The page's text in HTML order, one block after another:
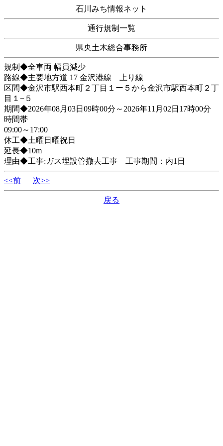
石川みち情報ネット
通行規制一覧
県央土木総合事務所
規制◆全車両 幅員減少
路線◆主要地方道 17 金沢港線 上り線
区間◆金沢市駅西本町２丁目１ー５から金沢市駅西本町２丁
目１−５
期間◆2026年08月03日09時00分～2026年11月02日17時00分
時間帯
09:00～17:00
休工◆土曜日曜祝日
延長◆10m
理由◆工事:ガス埋設管撤去工事 工事期間：内1日
<<前 次>>
戻る